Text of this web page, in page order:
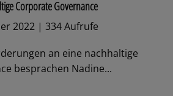
Corporate Governance
2022 | 334 Aufrufe
an eine nachhaltige
besprachen Nadine...